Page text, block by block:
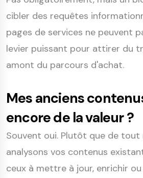
cibler des requêtes
pages de services ne peuvent
levier puissant pour attirer du
amont du parcours d'achat.
Mes anciens
encore de la valeur ?
Souvent oui. Plutôt que de tout
analysons vos contenus
ceux à mettre à jour, enrichir